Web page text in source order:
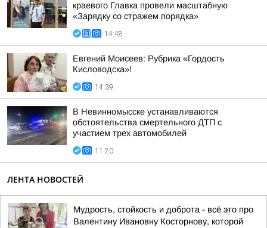
краевого Главка провели масштабную
«Зарядку со стражем порядка»
14:48
Евгений Моисеев: Рубрика «Гордость
Кисловодска»!
14:39
В Невинномысске устанавливаются
обстоятельства смертельного ДТП с
участием трех автомобилей
11:20
ЛЕНТА НОВОСТЕЙ
Мудрость, стойкость и доброта - всё это про
Валентину Ивановну Косторнову, которой